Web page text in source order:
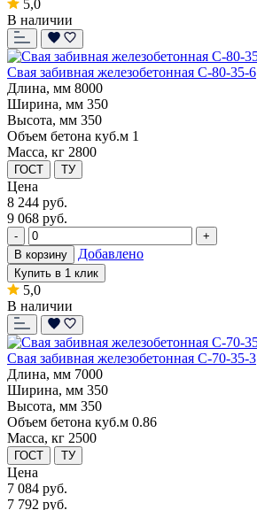
5,0
В наличии
Свая забивная железобетонная С-80-35-6
Длина, мм 8000
Ширина, мм 350
Высота, мм 350
Объем бетона куб.м 1
Масса, кг 2800
ГОСТ ТУ
Цена
8 244 руб.
9 068 руб.
-
+
В корзину
Добавлено
Купить в 1 клик
5,0
В наличии
Свая забивная железобетонная С-70-35-3
Длина, мм 7000
Ширина, мм 350
Высота, мм 350
Объем бетона куб.м 0.86
Масса, кг 2500
ГОСТ ТУ
Цена
7 084 руб.
7 792 руб.